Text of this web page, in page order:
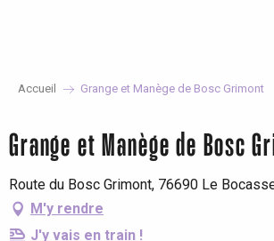
Accueil Grange et Manège de Bosc Grimont
Grange et Manège de Bosc
Route du Bosc Grimont, 76690 Le
M'y rendre
J'y vais en train !